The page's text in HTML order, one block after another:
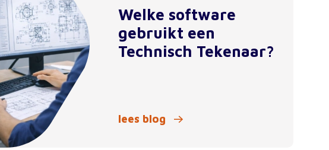
Welke software
gebruikt een
Technisch Tekenaar?
lees blog